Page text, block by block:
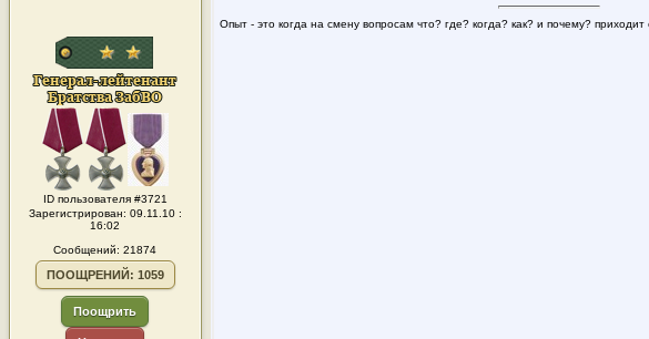
ID пользователя #3721
Зарегистрирован: 09.11.10 :
16:02
Сообщений: 21874
ПООЩРЕНИЙ: 1059
Поощрить
Опыт - это когда на смену вопросам что? где? когда? как? и почему?